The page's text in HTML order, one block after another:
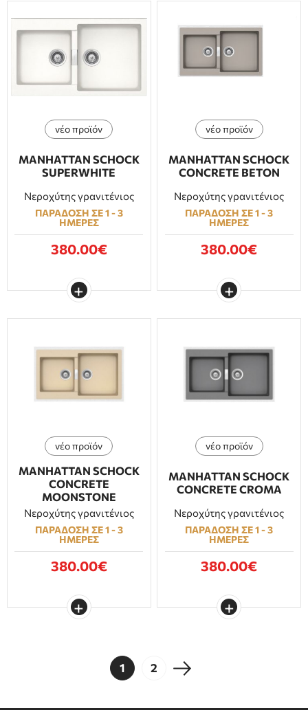
νέο προϊόν
MANHATTAN SCHOCK
SUPERWHITE
Νεροχύτης γρανιτένιος
ΠΑΡΑΔΟΣΗ ΣΕ 1 - 3
ΗΜΕΡΕΣ
380.00€
νέο προϊόν
MANHATTAN SCHOCK
CONCRETE BETON
Νεροχύτης γρανιτένιος
ΠΑΡΑΔΟΣΗ ΣΕ 1 - 3
ΗΜΕΡΕΣ
380.00€
νέο προϊόν
MANHATTAN SCHOCK
CONCRETE
MOONSTONE
Νεροχύτης γρανιτένιος
ΠΑΡΑΔΟΣΗ ΣΕ 1 - 3
ΗΜΕΡΕΣ
380.00€
νέο προϊόν
MANHATTAN SCHOCK
CONCRETE CROMA
Νεροχύτης γρανιτένιος
ΠΑΡΑΔΟΣΗ ΣΕ 1 - 3
ΗΜΕΡΕΣ
380.00€
1 2